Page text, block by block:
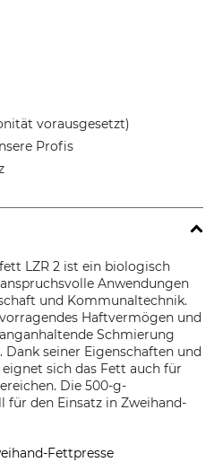
vorausgesetzt)
Profis
LZR 2 ist ein biologisch
Anwendungen
und Kommunaltechnik.
Haftvermögen und
Schmierung
seiner Eigenschaften und
sich das Fett auch für
Die 500-g-
für den Einsatz in Zweihand-
Fettpresse